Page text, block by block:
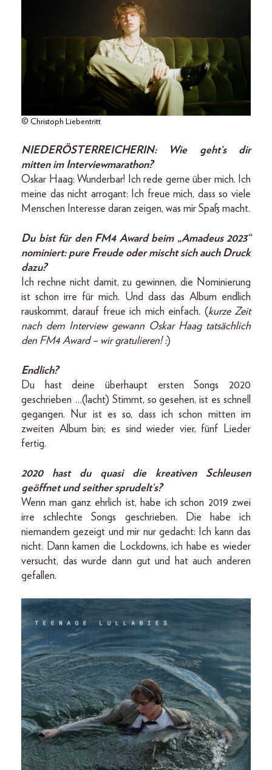
© Christoph Liebentritt
NIEDERÖSTERREICHERIN: Wie geht‘s dir
mitten im Interviewmarathon?
Oskar Haag: Wunderbar! Ich rede gerne über mich. Ich
meine das nicht arrogant: Ich freue mich, dass so viele
Menschen Interesse daran zeigen, was mir Spaß macht.
Du bist für den FM4 Award beim „Amadeus 2023“
nominiert: pure Freude oder mischt sich auch Druck
dazu?
Ich rechne nicht damit, zu gewinnen, die Nominierung
ist schon irre für mich. Und dass das Album endlich
rauskommt, darauf freue ich mich einfach. (kurze Zeit
nach dem Interview gewann Oskar Haag tatsächlich
den FM4 Award – wir gratulieren! :)
Endlich?
Du hast deine überhaupt ersten Songs 2020
geschrieben …(lacht) Stimmt, so gesehen, ist es schnell
gegangen. Nur ist es so, dass ich schon mitten im
zweiten Album bin; es sind wieder vier, fünf Lieder
fertig.
2020 hast du quasi die kreativen Schleusen
geöffnet und seither sprudelt‘s?
Wenn man ganz ehrlich ist, habe ich schon 2019 zwei
irre schlechte Songs geschrieben. Die habe ich
niemandem gezeigt und mir nur gedacht: Ich kann das
nicht. Dann kamen die Lockdowns, ich habe es wieder
versucht, das wurde dann gut und hat auch anderen
gefallen.